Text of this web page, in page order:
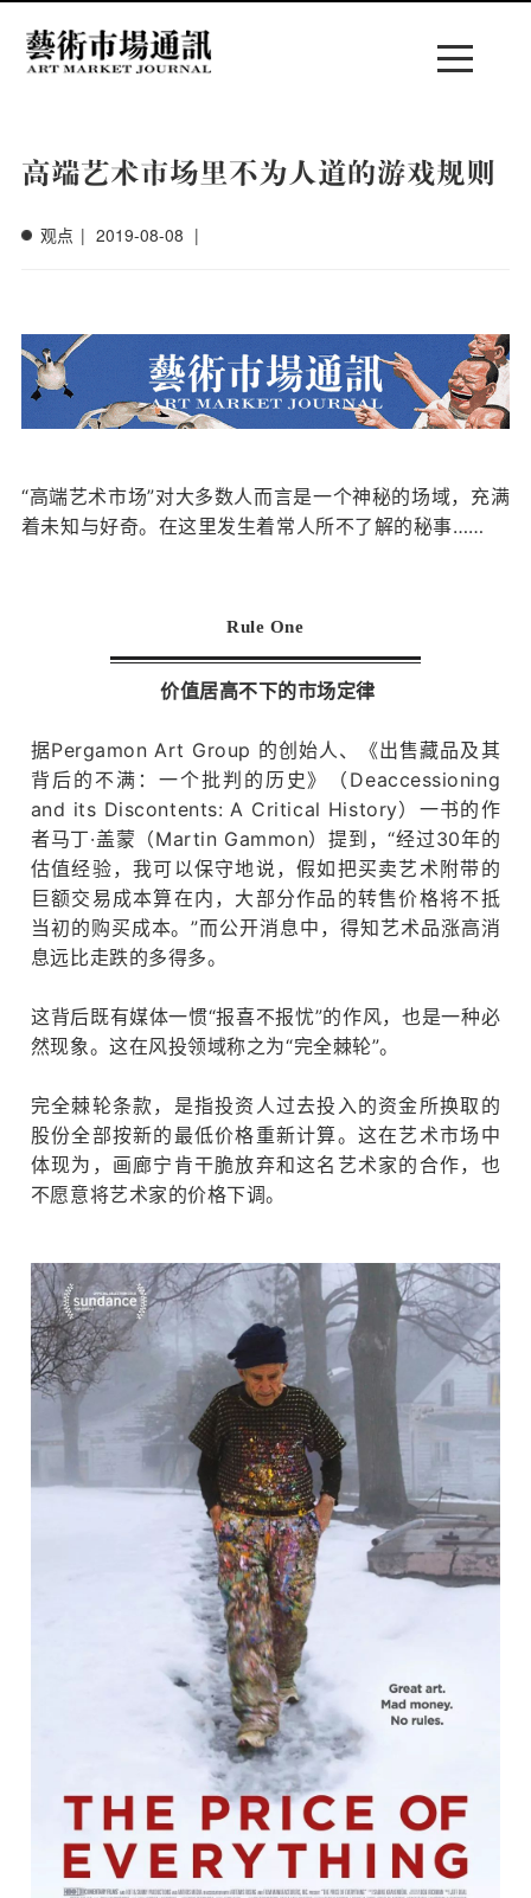
菜单
中文 EN
高端艺术市场里不为人道的游戏规则
观点 | 2019-08-08 |
“高端艺术市场”对大多数人而言是一个神秘的场域，充满
着未知与好奇。 在这里发生着常人所不了解的秘事……
Rule One
价值居高不下的市场定律
据Pergamon Art Group 的创始人、《出售藏品及其
背后的不满： 一个批判的历史》（ Deaccessioning
and its Discontents: A Critical History）一书的作
者马丁·盖蒙 （Martin Gammon）提到，“经过30年的
估值经验，我可以保守地说，假如把买卖艺术附带的
巨额交易成本算在内，大部分作品的转售价格将不抵
当初的购买成本。”而公开消息中，得知艺术品涨高消
息远比走跌的多得多。
这背后既有媒体一惯“报喜不报忧”的作风，也是一种必
然现象。这在风投领域称之为“完全棘轮”。
完全棘轮条款，是指投资人过去投入的资金所换取的
股份全部按新的最低价格重新计算。 这在艺术市场中
体现为，画廊宁肯干脆放弃和这名艺术家的合作，也
不愿意将艺术家的价格下调。